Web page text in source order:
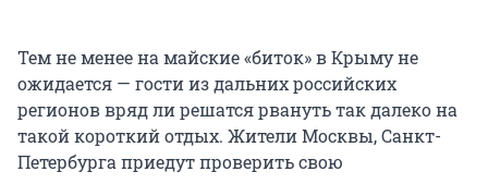
Тем не менее на майские «биток» в Крыму не
ожидается — гости из дальних российских
регионов вряд ли решатся рвануть так далеко на
такой короткий отдых. Жители Москвы, Санкт-
Петербурга приедут проверить свою